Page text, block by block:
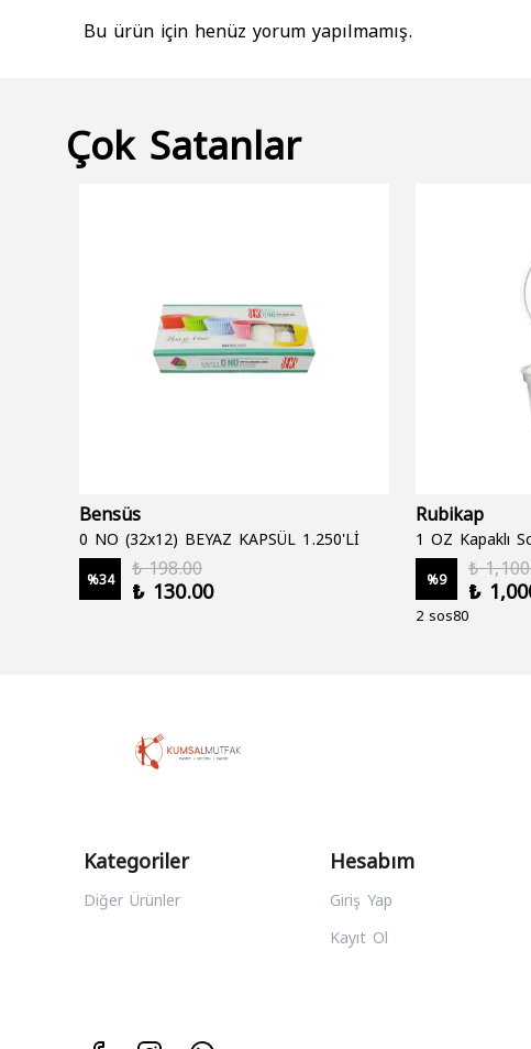
Bu ürün için henüz yorum yapılmamış.
Çok Satanlar
Bensüs
0 NO (32x12) BEYAZ KAPSÜL 1.250'Lİ
%34
₺ 198.00
₺ 130.00
Rubikap
1 OZ Kapaklı
%9
₺
₺
2 sos80
Kategoriler
Diğer Ürünler
Hesabım
Giriş Yap
Kayıt Ol